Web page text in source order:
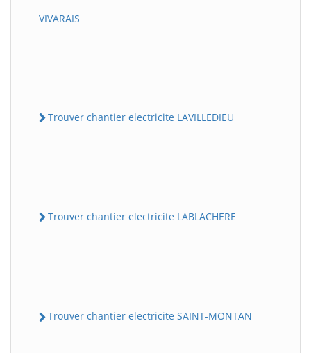
VIVARAIS
Trouver chantier electricite LAVILLEDIEU
Trouver chantier electricite LABLACHERE
Trouver chantier electricite SAINT-MONTAN